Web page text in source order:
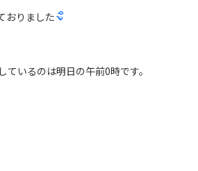
おりました
いるのは明日の午前0時です。